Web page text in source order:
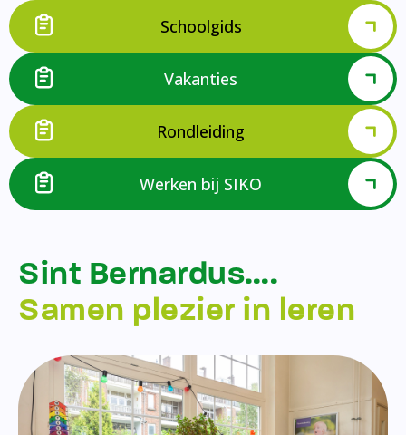
Schoolgids
Vakanties
Rondleiding
Werken bij SIKO
Sint Bernardus….
Samen plezier in leren